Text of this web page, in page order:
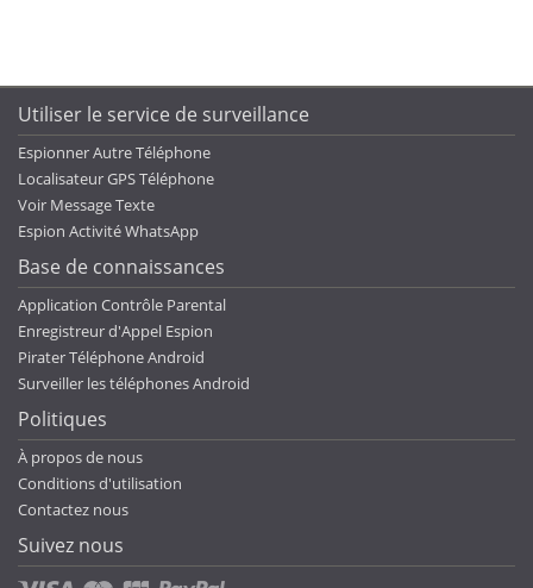
Utiliser le service de surveillance
Espionner Autre Téléphone
Localisateur GPS Téléphone
Voir Message Texte
Espion Activité WhatsApp
Base de connaissances
Application Contrôle Parental
Enregistreur d'Appel Espion
Pirater Téléphone Android
Surveiller les téléphones Android
Politiques
À propos de nous
Conditions d'utilisation
Contactez nous
Suivez nous